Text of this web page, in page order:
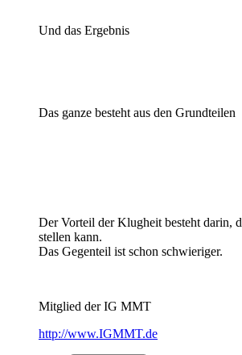
Und das Ergebnis
Das ganze besteht aus den Grundteilen
Der Vorteil der Klugheit besteht darin,
stellen kann.
Das Gegenteil ist schon schwieriger.
Mitglied der IG MMT
http://www.IGMMT.de